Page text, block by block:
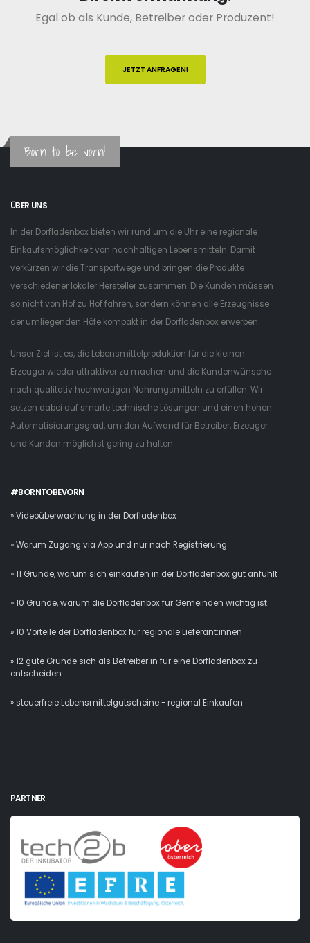
Egal ob als Kunde, Betreiber oder Produzent!
JETZT ANFRAGEN!
Born to be vorn!
ÜBER UNS
In der Dorfladenbox bieten wir rund um die Uhr eine regionale
Einkaufsmöglichkeit von nachhaltigen Lebensmitteln. Damit
verkürzen wir die Transportwege und bringen die Produkte
verschiedener lokaler Hersteller zusammen. Die Kunden müssen
so nicht von Hof zu Hof fahren, sondern können alle Erzeugnisse
der umliegenden Höfe kompakt in der Dorfladenbox erwerben.
Unser Ziel ist es, die Lebensmittelproduktion für die kleinen
Erzeuger wieder attraktiver zu machen und die Kundenwünsche
nach qualitativ hochwertigen Nahrungsmitteln zu erfüllen. Wir
setzen dabei auf smarte technische Lösungen und einen hohen
Automatisierungsgrad, um den Aufwand für Betreiber, Erzeuger
und Kunden möglichst gering zu halten.
#BORNTOBEVORN
» Videoüberwachung in der Dorfladenbox
» Warum Zugang via App und nur nach Registrierung
» 11 Gründe, warum sich einkaufen in der Dorfladenbox gut anfühlt
» 10 Gründe, warum die Dorfladenbox für Gemeinden wichtig ist
» 10 Vorteile der Dorfladenbox für regionale Lieferant:innen
» 12 gute Gründe sich als Betreiber:in für eine Dorfladenbox zu
entscheiden
» steuerfreie Lebensmittelgutscheine - regional Einkaufen
PARTNER